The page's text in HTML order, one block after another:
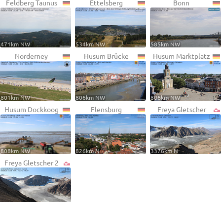
Feldberg Taunus
471km NW
Ettelsberg
534km NW
Bonn
585km NW
Norderney
801km NW
Husum Brücke
806km NW
Husum Marktplatz
806km NW
Husum Dockkoog
808km NW
Flensburg
826km N
Freya Gletscher
3376km N
Freya Gletscher 2